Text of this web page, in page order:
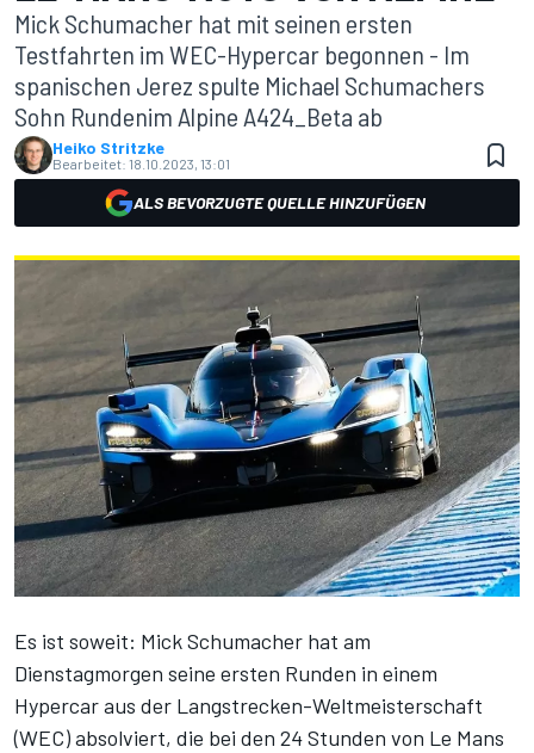
Mick Schumacher hat mit seinen ersten
Testfahrten im WEC-Hypercar begonnen - Im
spanischen Jerez spulte Michael Schumachers
Sohn Rundenim Alpine A424_Beta ab
Heiko Stritzke
Bearbeitet: 18.10.2023, 13:01
ALS BEVORZUGTE QUELLE HINZUFÜGEN
Es ist soweit: Mick Schumacher hat am
Dienstagmorgen seine ersten Runden in einem
Hypercar aus der Langstrecken-Weltmeisterschaft
(WEC) absolviert, die bei den 24 Stunden von Le Mans